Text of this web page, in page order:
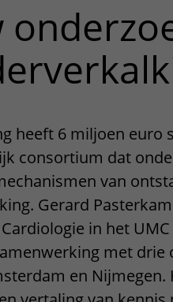
heeft 6 miljoen euro
consortium dat
van
Gerard
in het
met drie
en Nijmegen.